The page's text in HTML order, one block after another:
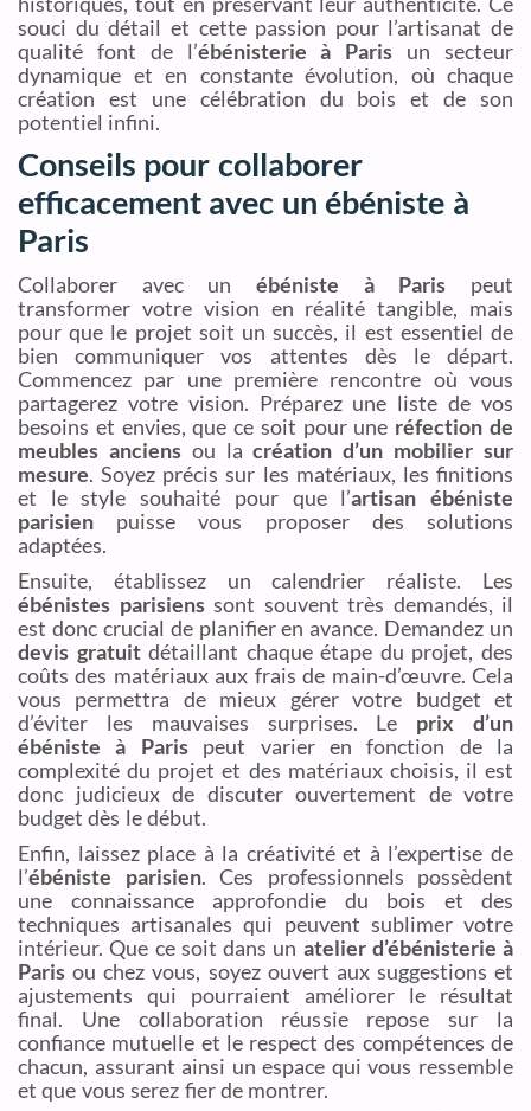
souci du détail et cette passion pour l’artisanat de
qualité font de l’ébénisterie à Paris un secteur
dynamique et en constante évolution, où chaque
création est une célébration du bois et de son
potentiel infini.
Conseils pour collaborer
efficacement avec un ébéniste à
Paris
Collaborer avec un ébéniste à Paris peut
transformer votre vision en réalité tangible, mais
pour que le projet soit un succès, il est essentiel de
bien communiquer vos attentes dès le départ.
Commencez par une première rencontre où vous
partagerez votre vision. Préparez une liste de vos
besoins et envies, que ce soit pour une réfection de
meubles anciensou lacréation d’un mobilier sur
mesure. Soyez précis sur les matériaux, les finitions
et le style souhaité pour que l’artisan ébéniste
parisien puisse vous proposer des solutions
adaptées.
Ensuite, établissez un calendrier réaliste. Les
ébénistes parisienssont souvent très demandés, il
est donc crucial de planifier en avance. Demandez un
devis gratuitdétaillant chaque étape du projet, des
coûts des matériaux aux frais de main-d’œuvre. Cela
vous permettra de mieux gérer votre budget et
d’éviter les mauvaises surprises. Le prix d’un
ébéniste à Parispeut varier en fonction de la
complexité du projet et des matériaux choisis, il est
donc judicieux de discuter ouvertement de votre
budget dès le début.
Enfin, laissez place à la créativité et à l’expertise de
l’ébéniste parisien. Ces professionnels possèdent
une connaissance approfondie du bois et des
techniques artisanales qui peuvent sublimer votre
intérieur. Que ce soit dans un atelier d’ébénisterie à
Paris ou chez vous, soyez ouvert aux suggestions et
ajustements qui pourraient améliorer le résultat
final. Une collaboration réussie repose sur la
confiance mutuelle et le respect des compétences de
chacun, assurant ainsi un espace qui vous ressemble
et que vous serez fier de montrer.